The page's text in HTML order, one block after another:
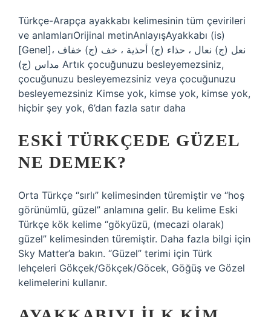
Türkçe-Arapça ayakkabı kelimesinin tüm çevirileri
ve anlamlarıOrijinal metinAnlayışAyakkabı (is)
[Genel]نعل (ج) نعال ، حذاء (ج) أحذية ، خف (ج) خفاف ،
مداس (ج) Artık çocuğunuzu besleyemezsiniz,
çocuğunuzu besleyemezsiniz veya çocuğunuzu
besleyemezsiniz Kimse yok, kimse yok, kimse yok,
hiçbir şey yok, 6’dan fazla satır daha
ESKI TÜRKÇEDE GÜZEL
NE DEMEK?
Orta Türkçe “sırlı” kelimesinden türemiştir ve “hoş
görünümlü, güzel” anlamına gelir. Bu kelime Eski
Türkçe kök kelime “gökyüzü, (mecazi olarak)
güzel” kelimesinden türemiştir. Daha fazla bilgi için
Sky Matter’a bakın. “Güzel” terimi için Türk
lehçeleri Gökçek/Gökçek/Göcek, Göğüş ve Gözel
kelimelerini kullanır.